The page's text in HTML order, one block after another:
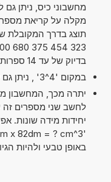
מקלה על קריאת
בדיוק של עד 14 ספרות אחרי הנקודה העשרונית. מדויק מספיק עבור מרבית השימושים.
במקום '4^3' , ניתן גם לכתוב '4 exp 3' או '4 pow 3'.
יתרה מכך, המחשבון
באופן טבעי ולהיות